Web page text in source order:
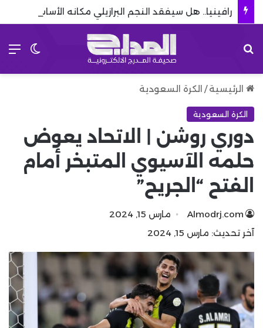
الرئيسية / الكرة السعودية
الكرة السعودية
دوري روشن | الاتحاد يعوض
حلمه الآسيوي المتبخر أمام
الفتح “الجريح”
Almodrj.com
مارس 15, 2024
آخر تحديث: مارس 15, 2024